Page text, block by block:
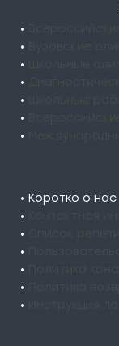
•
•
•
•
•
•
•
• Коротко о нас
•
•
•
•
•
•